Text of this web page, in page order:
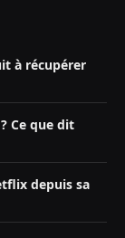
à récupérer
Ce que dit
depuis sa